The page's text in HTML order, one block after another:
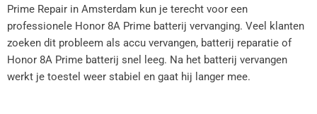
Prime Repair in Amsterdam kun je terecht voor een
professionele Honor 8A Prime batterij vervanging. Veel klanten
zoeken dit probleem als accu vervangen, batterij reparatie of
Honor 8A Prime batterij snel leeg. Na het batterij vervangen
werkt je toestel weer stabiel en gaat hij langer mee.